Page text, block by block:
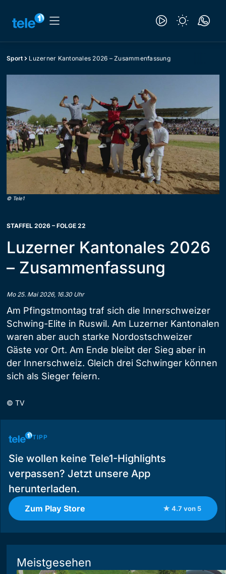
Sport Luzerner Kantonales 2026 – Zusammenfassung
© Tele1
STAFFEL 2026 – FOLGE 22
Luzerner Kantonales 2026
– Zusammenfassung
Mo 25. Mai 2026, 16.30 Uhr
Am Pfingstmontag traf sich die Innerschweizer
Schwing-Elite in Ruswil. Am Luzerner Kantonalen
waren aber auch starke Nordostschweizer
Gäste vor Ort. Am Ende bleibt der Sieg aber in
der Innerschweiz. Gleich drei Schwinger können
sich als Sieger feiern.
© TV
TIPP
Sie wollen keine Tele1-Highlights
verpassen? Jetzt unsere App
herunterladen.
Zum Play Store ★ 4.7 von 5
Meistgesehen